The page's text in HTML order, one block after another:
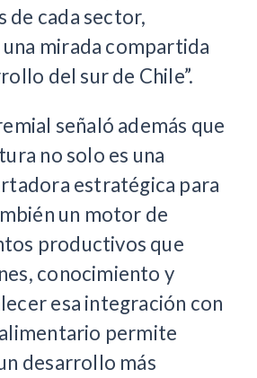
de cada sector,
mirada compartida
del sur de Chile”.
señaló además que
no solo es una
estratégica para
un motor de
productivos que
conocimiento y
esa integración con
permite
desarrollo más